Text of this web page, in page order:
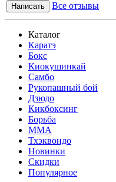
Написать Все отзывы
Каталог
Каратэ
Бокс
Киокушинкай
Самбо
Рукопашный бой
Дзюдо
Кикбоксинг
Борьба
MMA
Тхэквондо
Новинки
Скидки
Популярное